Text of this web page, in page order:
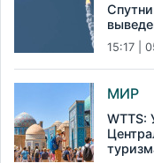
15:17 |
МИР
WTTS: